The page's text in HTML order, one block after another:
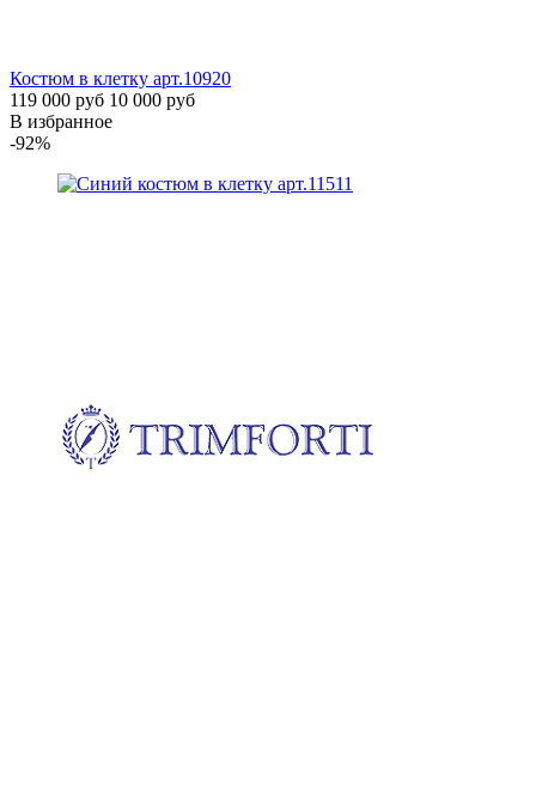
Костюм в клетку арт.10920
119 000 руб 10 000 руб
В избранное
-92%